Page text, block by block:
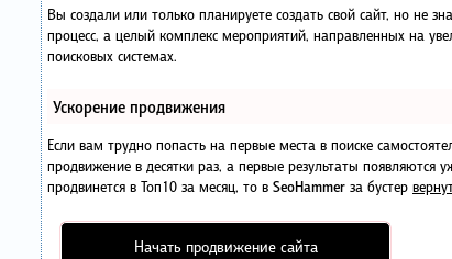
Вы создали или только планируете создать свой сайт, но не
процесс, а целый комплекс мероприятий, направленных на
поисковых системах.
Ускорение продвижения
Если вам трудно попасть на первые места в поиске
продвижение в десятки раз, а первые результаты появляются
продвинется в Топ10 за месяц, то в SeoHammer за бустер
Начать продвижение сайта